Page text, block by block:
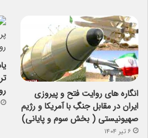
انگاره های روایت فتح و پیروزی
ایران در مقابل جنگِ با آمریکا و رژیم
صهیونیستی ( بخش سوم و پایانی)
۶ تیر ۱۴۰۴